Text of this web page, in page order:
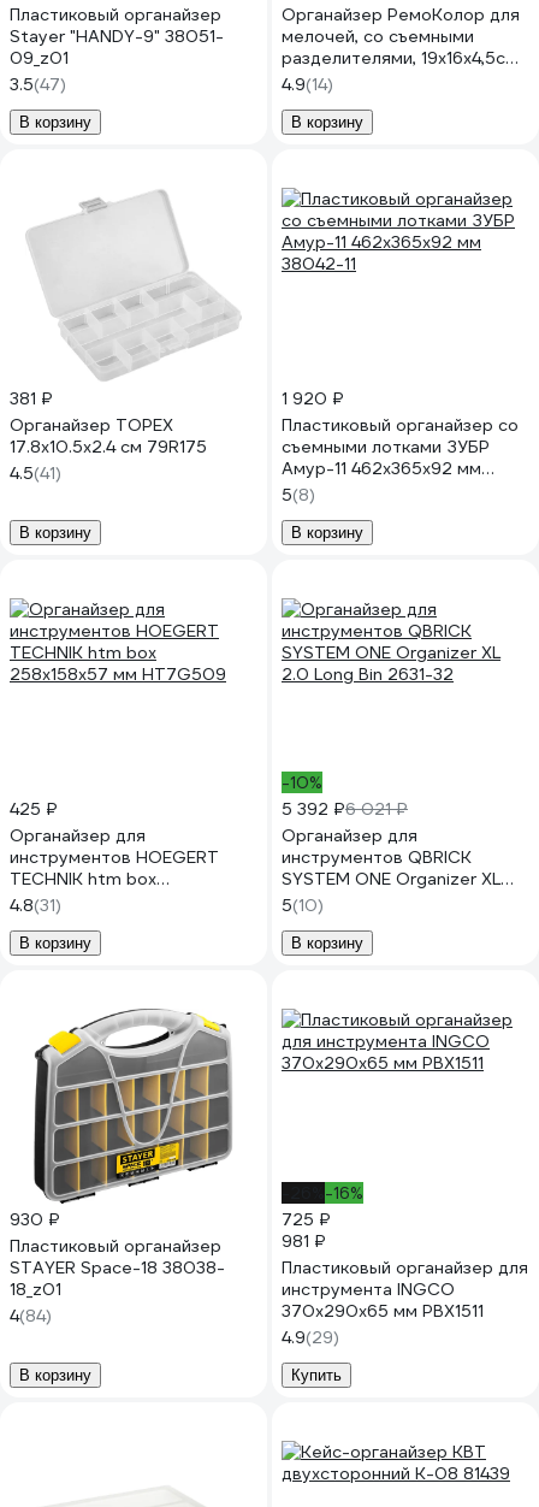
Пластиковый органайзер
Stayer "HANDY-9" 38051-
09_z01
3.5(47)
В корзину
Органайзер РемоКолор для
мелочей, со съемными
разделителями, 19х16х4,5см,
15 ячеек 65-1-504
4.9(14)
В корзину
381 ₽
Органайзер TOPEX
17.8x10.5x2.4 см 79R175
4.5(41)
В корзину
1 920 ₽
Пластиковый органайзер со
съемными лотками ЗУБР
Амур-11 462x365x92 мм
38042-11
5(8)
В корзину
425 ₽
Органайзер для
инструментов HOEGERT
TECHNIK htm box
258x158x57 мм HT7G509
4.8(31)
В корзину
-10%
5 392 ₽6 021 ₽
Органайзер для
инструментов QBRICK
SYSTEM ONE Organizer XL
2.0 Long Bin 2631-32
5(10)
В корзину
930 ₽
Пластиковый органайзер
STAYER Space-18 38038-
18_z01
4(84)
В корзину
-16%
725 ₽
981 ₽
Пластиковый органайзер для
инструмента INGCO
370x290x65 мм PBX1511
4.9(29)
Купить